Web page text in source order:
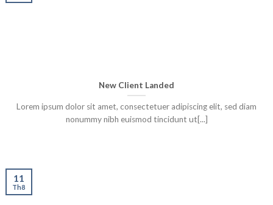
New Client Landed
Lorem ipsum dolor sit amet, consectetuer adipiscing elit, sed diam
nonummy nibh euismod tincidunt ut[...]
11
Th8